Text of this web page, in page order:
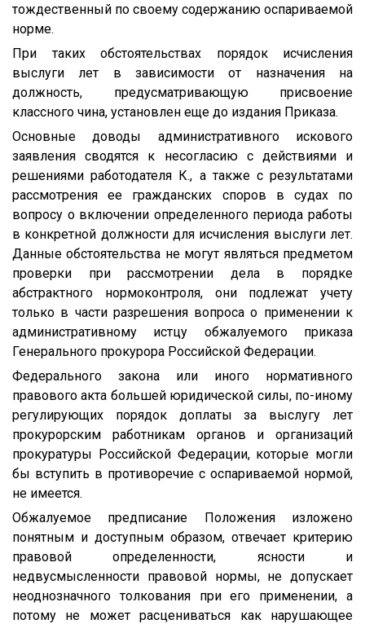
тождественный по своему содержанию оспариваемой
норме.
При таких обстоятельствах порядок исчисления
выслуги лет в зависимости от назначения на
должность, предусматривающую присвоение
классного чина, установлен еще до издания Приказа.
Основные доводы административного искового
заявления сводятся к несогласию с действиями и
решениями работодателя К., а также с результатами
рассмотрения ее гражданских споров в судах по
вопросу о включении определенного периода работы
в конкретной должности для исчисления выслуги лет.
Данные обстоятельства не могут являться предметом
проверки при рассмотрении дела в порядке
абстрактного нормоконтроля, они подлежат учету
только в части разрешения вопроса о применении к
административному истцу обжалуемого приказа
Генерального прокурора Российской Федерации.
Федерального закона или иного нормативного
правового акта большей юридической силы, по-иному
регулирующих порядок доплаты за выслугу лет
прокурорским работникам органов и организаций
прокуратуры Российской Федерации, которые могли
бы вступить в противоречие с оспариваемой нормой,
не имеется.
Обжалуемое предписание Положения изложено
понятным и доступным образом, отвечает критерию
правовой определенности, ясности и
недвусмысленности правовой нормы, не допускает
неоднозначного толкования при его применении, а
потому не может расцениваться как нарушающее